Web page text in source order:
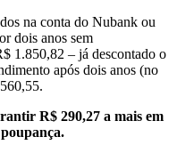
na conta do Nubank ou
dois anos sem
1.850,82 – já descontado o
após dois anos (no
R$ 290,27 a mais em